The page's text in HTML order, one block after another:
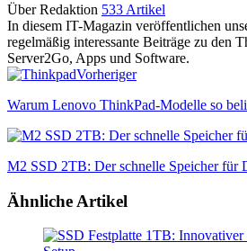
Über Redaktion 533 Artikel
In diesem IT-Magazin veröffentlichen
regelmäßig interessante Beiträge zu den
Server2Go, Apps und Software.
Vorheriger
Warum Lenovo ThinkPad-Modelle so
M2 SSD 2TB: Der schnelle Speicher für
Ähnliche Artikel